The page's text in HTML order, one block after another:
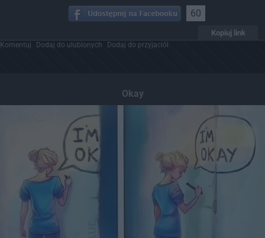
60
Kopiuj link
Komentuj Dodaj do ulubionych Dodaj do przyjaciół
Okay